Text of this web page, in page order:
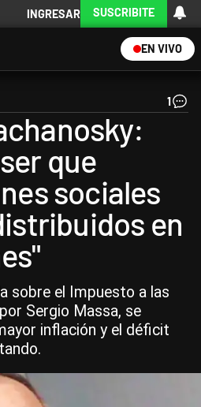
INGRESAR SUSCRIBITE
EN VIVO
1
que
sociales
en
sobre el Impuesto a las
Sergio Massa, se
inflación y el déficit